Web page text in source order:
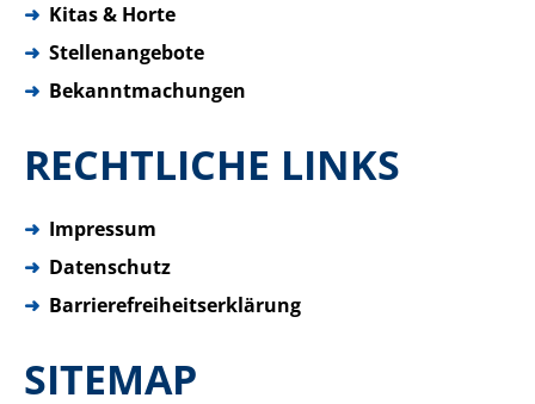
➜ Kitas & Horte
➜ Stellenangebote
➜ Bekanntmachungen
RECHTLICHE LINKS
➜ Impressum
➜ Datenschutz
➜ Barrierefreiheitserklärung
SITEMAP